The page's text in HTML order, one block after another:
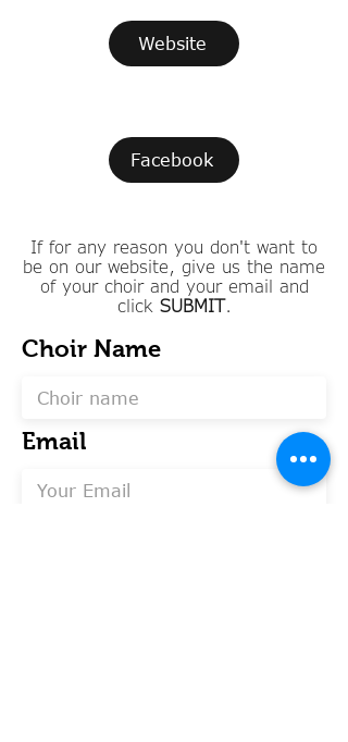
Website
Facebook
If for any reason you don't want to
be on our website, give us the name
of your choir and your email and
click SUBMIT.
Choir Name
Email